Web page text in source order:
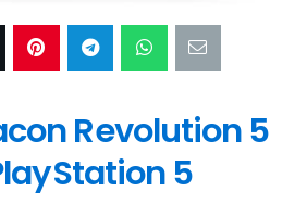
Revolution 5
5